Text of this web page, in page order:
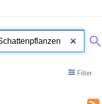
Filter